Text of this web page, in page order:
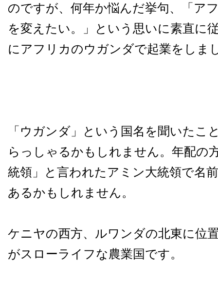
のですが、何年か悩んだ挙句、「ア
を変えたい。」という思いに素直に
にアフリカのウガンダで起業をしま
「ウガンダ」という国名を聞いたこ
らっしゃるかもしれません。年配の
統領」と言われたアミン大統領で名
あるかもしれません。
ケニヤの西方、ルワンダの北東に位
がスローライフな農業国です。